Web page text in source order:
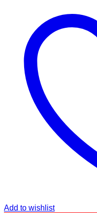
Add to wishlist